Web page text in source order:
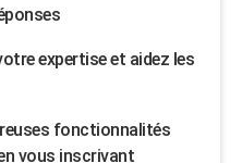
expertise et aidez les
fonctionnalités
vous inscrivant